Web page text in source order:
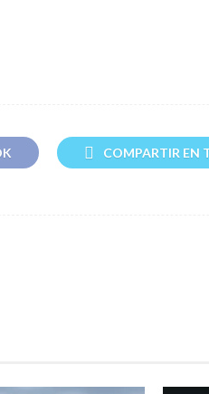
COMPARTIR EN